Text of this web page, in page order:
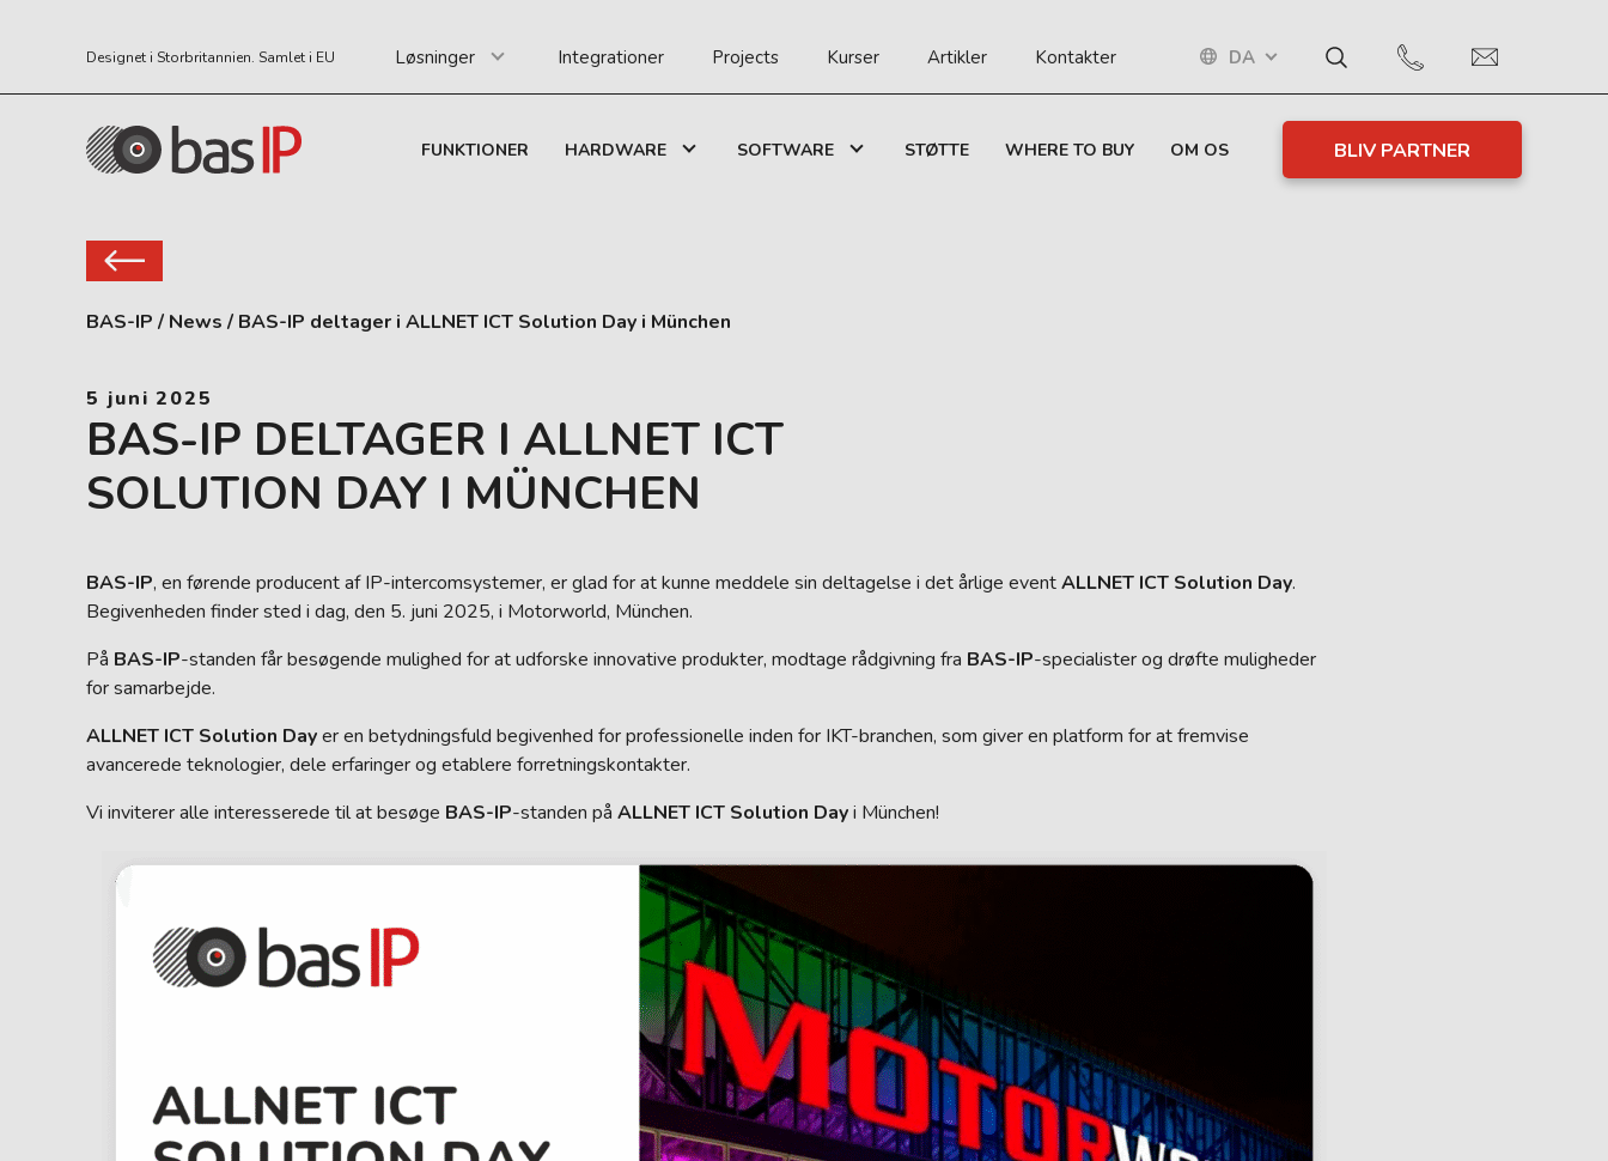
Designet i Storbritannien. Samlet i EU Løsninger Integrationer Projects Kurser Artikler Kontakter DA
FUNKTIONER HARDWARE SOFTWARE STØTTE WHERE TO BUY OM OS BLIV PARTNER
BAS-IP / News / BAS-IP deltager i ALLNET ICT Solution Day i München
5 juni 2025
BAS-IP DELTAGER I ALLNET ICT
SOLUTION DAY I MÜNCHEN
BAS-IP, en førende producent af IP-intercomsystemer, er glad for at kunne meddele sin deltagelse i det årlige eventALLNET ICT Solution Day.
Begivenheden finder sted i dag, den 5. juni 2025, i Motorworld, München.
På BAS-IP-standen får besøgende mulighed for at udforske innovative produkter, modtage rådgivning fra BAS-IP-specialister og drøfte muligheder
for samarbejde.
ALLNET ICT Solution Dayer en betydningsfuld begivenhed for professionelle inden for IKT-branchen, som giver en platform for at fremvise
avancerede teknologier, dele erfaringer og etablere forretningskontakter.
Vi inviterer alle interesserede til at besøge BAS-IP-standen på ALLNET ICT Solution Dayi München!